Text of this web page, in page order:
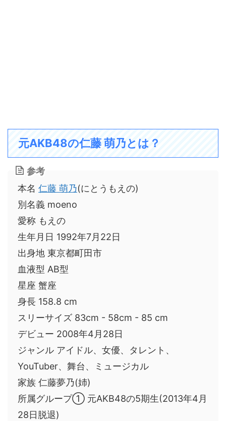
元AKB48の仁藤 萌乃とは？
参考
本名 仁藤 萌乃(にとうもえの)
別名義 moeno
愛称 もえの
生年月日 1992年7月22日
出身地 東京都町田市
血液型 AB型
星座 蟹座
身長 158.8 cm
スリーサイズ 83cm - 58cm - 85 cm
デビュー 2008年4月28日
ジャンル アイドル、女優、タレント、
YouTuber、舞台、ミュージカル
家族 仁藤夢乃(姉)
所属グループ① 元AKB48の5期生(2013年4月
28日脱退)